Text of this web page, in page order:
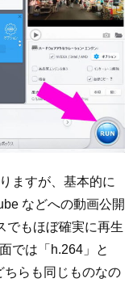
ますが、基本的に
などへの動画公開
でもほぼ確実に再生
では「h.264」と
ちらも同じものなの